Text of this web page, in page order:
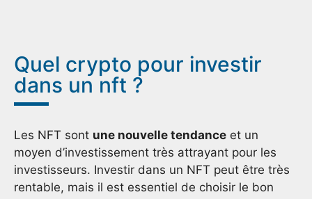
Quel crypto pour investir
dans un nft ?
Les NFT sont une nouvelle tendance et un
moyen d’investissement très attrayant pour les
investisseurs. Investir dans un NFT peut être très
rentable, mais il est essentiel de choisir le bon